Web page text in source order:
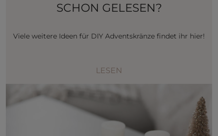
SCHON GELESEN?
Viele weitere Ideen für DIY Adventskränze findet ihr hier!
LESEN